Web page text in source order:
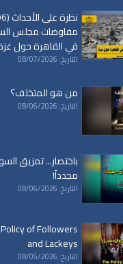
مفاوضات مجلس
في القاهرة حول
التاريخ: 08/07/2026
من هو المتخلف؟
التاريخ: 08/06/2026
باختصار... تمزيق
مجدداً!
التاريخ: 08/06/2026
of Followers
and Lackeys
التاريخ: 08/05/2026